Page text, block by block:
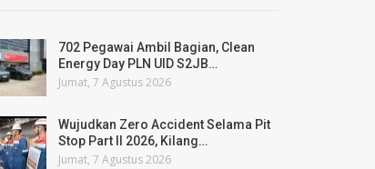
702 Pegawai Ambil Bagian, Clean
Energy Day PLN UID S2JB…
Jumat, 7 Agustus 2026
Wujudkan Zero Accident Selama Pit
Stop Part II 2026, Kilang…
Jumat, 7 Agustus 2026